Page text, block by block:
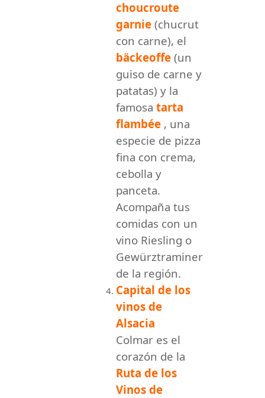
choucroute
garnie (chucrut
con carne), el
bäckeoffe (un
guiso de carne y
patatas) y la
famosa tarta
flambée , una
especie de pizza
fina con crema,
cebolla y
panceta.
Acompaña tus
comidas con un
vino Riesling o
Gewürztraminer
de la región.
Capital de los
vinos de
Alsacia
Colmar es el
corazón de la
Ruta de los
Vinos de